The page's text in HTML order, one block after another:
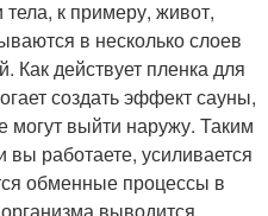
к примеру, живот,
в несколько слоев
Как действует пленка для
создать эффект сауны,
могут выйти наружу. Таким
работаете, усиливается
обменные процессы в
выводится